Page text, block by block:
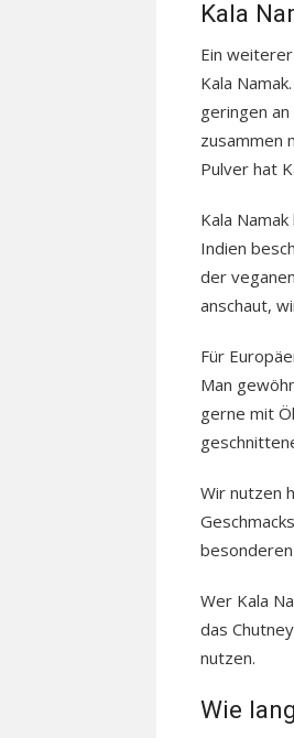
Kala
Ein
Kala
geringen
zusammen
Pulver hat
Kala
Indien
der
anschaut,
Für
Man
gerne mit
Wir nutzen
Wer Kala
das
nutzen.
Wie